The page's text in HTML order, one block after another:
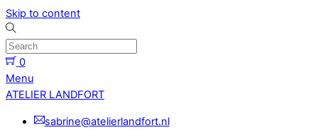
Skip to content
0
Menu
ATELIER LANDFORT
sabrine@atelierlandfort.nl